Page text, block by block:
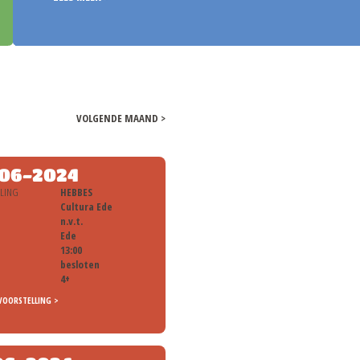
VOLGENDE MAAND >
2024
HEBBES
Cultura Ede
n.v.t.
Ede
13:00
besloten
4+
>